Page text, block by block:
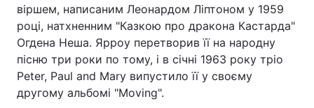
віршем, написаним Леонардом Ліптоном у 1959
році, натхненним "Казкою про дракона Кастарда"
Огдена Неша. Ярроу перетворив її на народну
пісню три роки по тому, і в січні 1963 року тріо
Peter, Paul and Mary випустило її у своєму
другому альбомі "Moving".